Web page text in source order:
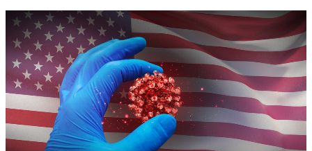
Cənubi Qafqaz
Türk Dünyası
Yaxın Şərq
Avropa
Amerika
Asiya
Afrika
Çarpaz baxış
Təhlil